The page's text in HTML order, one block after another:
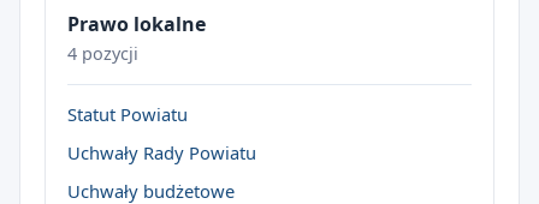
Prawo lokalne
4 pozycji
Statut Powiatu
Uchwały Rady Powiatu
Uchwały budżetowe